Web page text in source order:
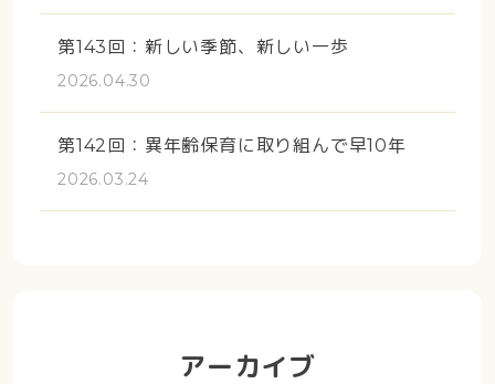
第143回：新しい季節、新しい一歩
2026.04.30
第142回：異年齢保育に取り組んで早10年
2026.03.24
アーカイブ